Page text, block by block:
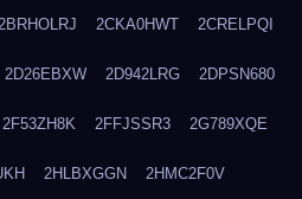
2BRHOLRJ 2CKA0HWT 2CRELPQI
2D26EBXW 2D942LRG 2DPSN680
2F53ZH8K 2FFJSSR3 2G789XQE
2HLBXGGN 2HMC2F0V